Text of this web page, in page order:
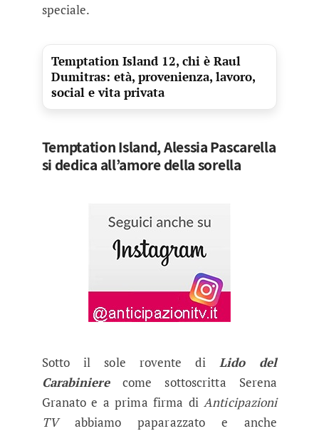
speciale.
Temptation Island 12, chi è Raul
Dumitras: età, provenienza, lavoro,
social e vita privata
Temptation Island, Alessia Pascarella
si dedica all’amore della sorella
Sotto il sole rovente di Lido del
Carabinierecome sottoscritta Serena
Granato e a prima firma diAnticipazioni
TVabbiamo paparazzato e anche